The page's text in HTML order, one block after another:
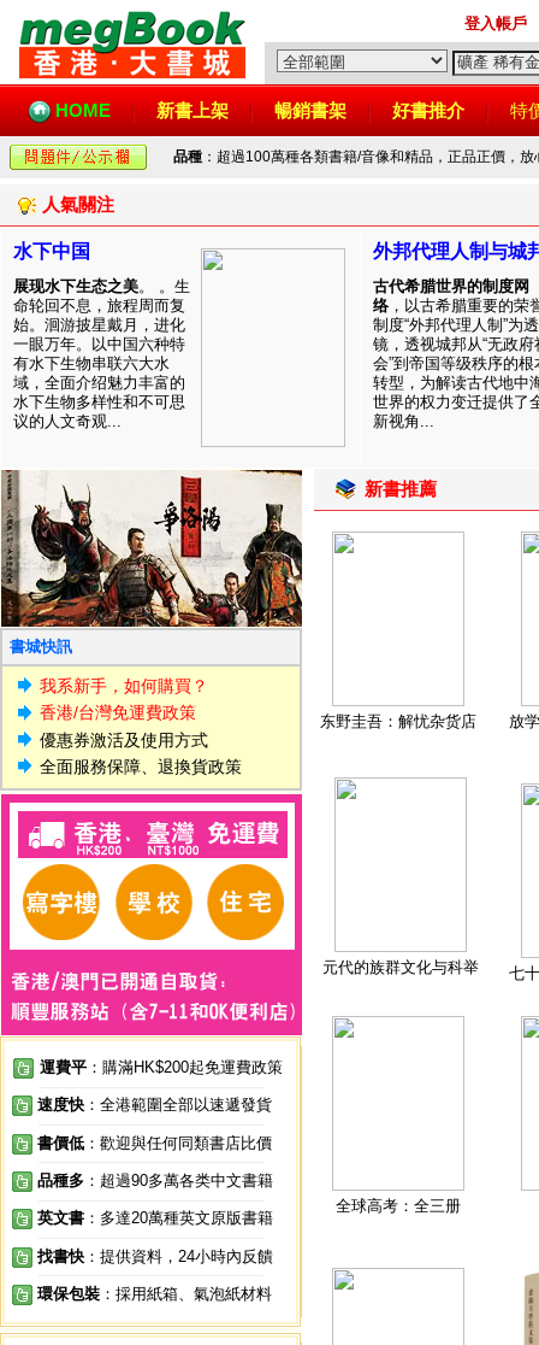
登入帳戶
HOME 新書上架 暢銷書架 好書推介 特
品種 ：超過100萬種各類書籍/音像和精品，正品正價，
人氣關注
水下中国
展现水下生态之美。 。生
命轮回不息，旅程周而复
始。洄游披星戴月，进化
一眼万年。以中国六种特
有水下生物串联六大水
域，全面介绍魅力丰富的
水下生物多样性和不可思
议的人文奇观...
外邦代理人制与城
古代希腊世界的制度网
络 ，以古希腊重要的荣
制度“外邦代理人制”为透
镜，透视城邦从“无政府
会”到帝国等级秩序的根
转型，为解读古代地中
世界的权力变迁提供了
新视角...
書城快訊
我系新手，如何購買？
香港/台灣免運費政策
優惠券激活及使用方式
全面服務保障、退換貨政策
運費平 ：購滿HK$200起免運費政策
速度快 ：全港範圍全部以速遞發貨
書價低 ：歡迎與任何同類書店比價
品種多 ：超過90多萬各类中文書籍
英文書 ：多達20萬種英文原版書籍
找書快 ：提供資料，24小時內反饋
環保包裝 ：採用紙箱、氣泡紙材料
新書推薦
东野圭吾：解忧杂货店 放
元代的族群文化与科举 七
全球高考：全三册